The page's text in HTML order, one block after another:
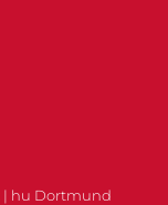
hu Dortmund